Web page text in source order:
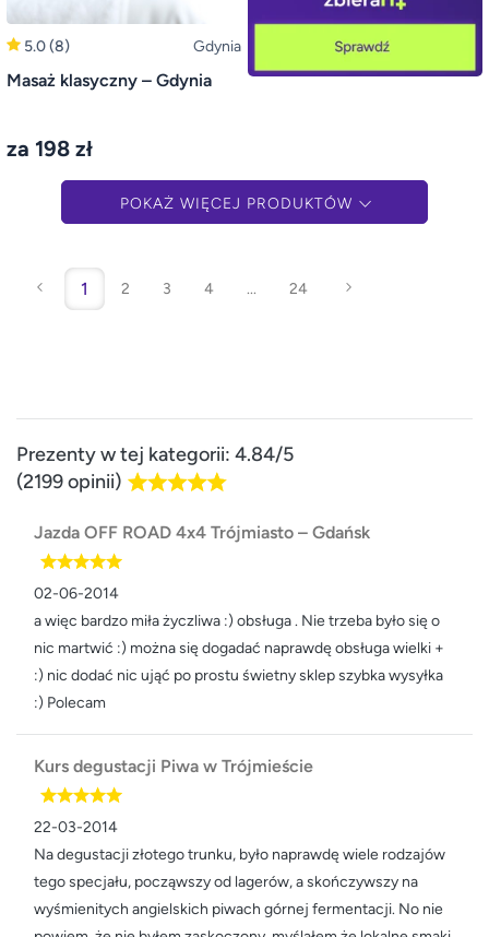
5.0(8) Gdynia
Masaż klasyczny – Gdynia
za 198 zł
POKAŻ WIĘCEJ PRODUKTÓW
1 2 3 4 ... 24
Prezenty w tej kategorii: 4.84/5
(2199 opinii)
Jazda OFF ROAD 4x4 Trójmiasto – Gdańsk
02-06-2014
a więc bardzo miła życzliwa :) obsługa . Nie trzeba było się o
nic martwić :) można się dogadać naprawdę obsługa wielki +
:) nic dodać nic ująć po prostu świetny sklep szybka wysyłka
:) Polecam
Kurs degustacji Piwa w Trójmieście
22-03-2014
Na degustacji złotego trunku, było naprawdę wiele rodzajów
tego specjału, począwszy od lagerów, a skończywszy na
wyśmienitych angielskich piwach górnej fermentacji. No nie